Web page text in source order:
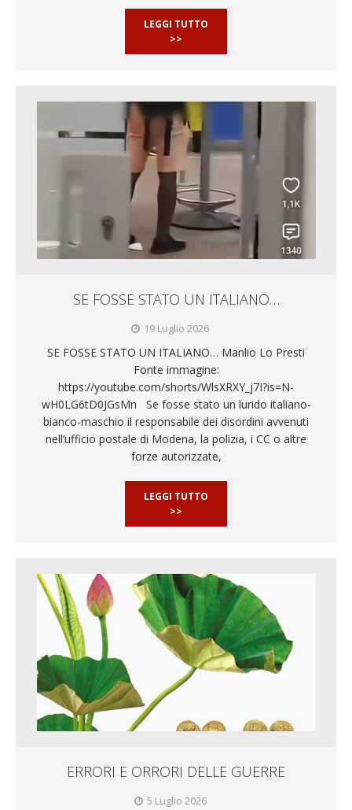
LEGGI TUTTO
>>
SE FOSSE STATO UN ITALIANO…
19 Luglio 2026
SE FOSSE STATO UN ITALIANO… Manlio Lo Presti
Fonte immagine:
https://youtube.com/shorts/WlsXRXY_j7I?is=N-
wH0LG6tD0JGsMn Se fosse stato un lurido italiano-
bianco-maschio il responsabile dei disordini avvenuti
nell’ufficio postale di Modena, la polizia, i CC o altre
forze autorizzate,
LEGGI TUTTO
>>
ERRORI E ORRORI DELLE GUERRE
5 Luglio 2026